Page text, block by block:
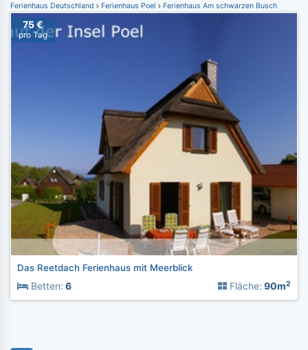
Ferienhaus Deutschland Ferienhaus Poel Ferienhaus Am schwarzen Busch
75 €
pro Tag
Das Reetdach Ferienhaus mit Meerblick
Betten: 6 Fläche: 90m2